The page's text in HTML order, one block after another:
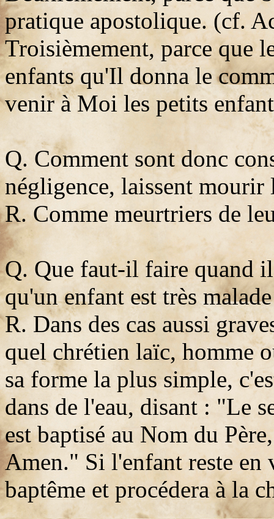
pratique apostolique. (cf.
Troisièmement, parce que
enfants qu'Il donna le
venir à Moi les petits
Q. Comment sont donc
négligence, laissent mourir
R. Comme meurtriers de
Q. Que faut-il faire quand
qu'un enfant est très
R. Dans des cas aussi
quel chrétien laïc, homme
sa forme la plus simple,
dans de l'eau, disant : "Le
est baptisé au Nom du
Amen." Si l'enfant reste en
baptême et procédera à la